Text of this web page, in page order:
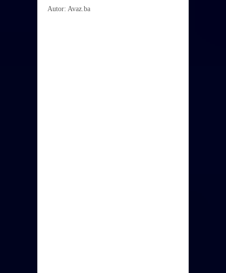
Autor: Avaz.ba